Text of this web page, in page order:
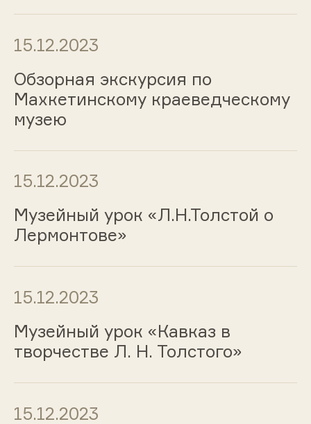
15.12.2023
Обзорная экскурсия по
Махкетинскому краеведческому
музею
15.12.2023
Музейный урок «Л.Н.Толстой о
Лермонтове»
15.12.2023
Музейный урок «Кавказ в
творчестве Л. Н. Толстого»
15.12.2023